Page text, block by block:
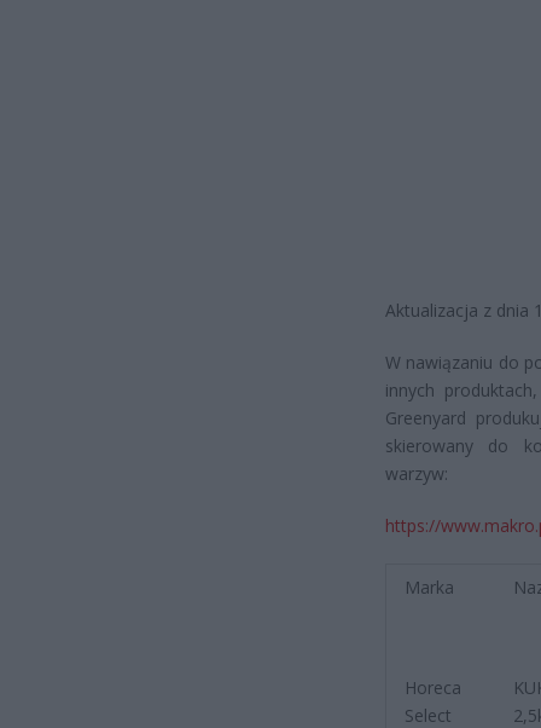
Aktualizacja z dnia
W nawiązaniu do
innych
Greenyard
skierowany do
warzyw:
https://
Marka
Horeca
Select